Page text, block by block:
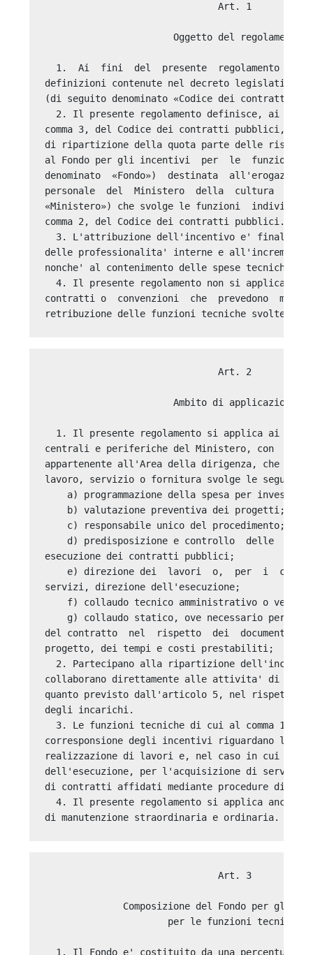
                               Art. 1
                       Oggetto del regolamento
1.  Ai  fini  del  presente  regolamento
definizioni contenute nel decreto legislativo
(di seguito denominato «Codice dei contratti
2. Il presente regolamento definisce, ai
comma 3, del Codice dei contratti pubblici,
di ripartizione della quota parte delle
al Fondo per gli incentivi  per  le  funzioni
denominato  «Fondo»)  destinata
personale  del  Ministero  della  cultura  (di
«Ministero») che svolge le funzioni
comma 2, del Codice dei contratti pubblici.
3. L'attribuzione dell'incentivo e'
delle professionalita' interne e
nonche' al contenimento delle spese tecniche
4. Il presente regolamento non si applica
contratti o  convenzioni  che  prevedono
                               Art. 2
                       Ambito di applicazione
1. Il presente regolamento si applica ai
centrali e periferiche del Ministero, con
appartenente all'Area della dirigenza, che
lavoro, servizio o fornitura svolge le
a) programmazione della spesa per
    b) valutazione preventiva dei progetti;
    c) responsabile unico del procedimento;
d) predisposizione e controllo  delle
esecuzione dei contratti pubblici;
e) direzione dei  lavori  o,  per  i
servizi, direzione dell'esecuzione;
f) collaudo tecnico amministrativo o
g) collaudo statico, ove necessario per
del contratto  nel  rispetto  dei  documenti
progetto, dei tempi e costi prestabiliti;
2. Partecipano alla ripartizione
collaborano direttamente alle attivita' di cui al
quanto previsto dall'articolo 5, nel rispetto
degli incarichi.
3. Le funzioni tecniche di cui al comma 1
corresponsione degli incentivi riguardano le
realizzazione di lavori e, nel caso in cui e'
dell'esecuzione, per l'acquisizione di servizi
di contratti affidati mediante procedure di
4. Il presente regolamento si applica anche
                               Art. 3
Composizione del Fondo per gli
                      per le funzioni tecniche
1. Il Fondo e' costituito da una percentuale